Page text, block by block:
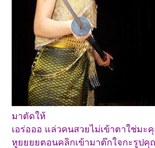
มาตัดให้
เอร่อออ แล่วคนสวยไม่เข้าตาใช่มะ
หูยยยยตอนคลิกเข้ามาต๊กใจกะรูปคุ